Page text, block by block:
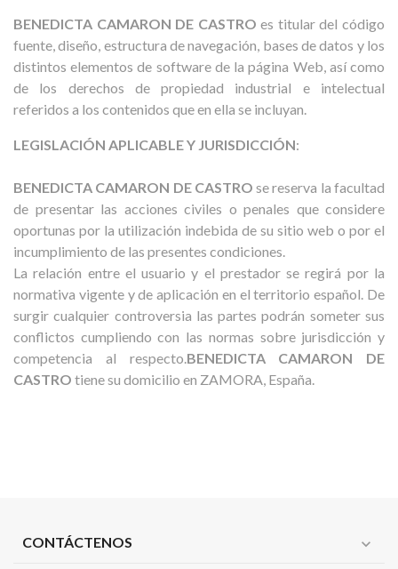
BENEDICTA CAMARON DE CASTRO es titular del código
fuente, diseño, estructura de navegación, bases de datos y los
distintos elementos de software de la página Web, así como
de los derechos de propiedad industrial e intelectual
referidos a los contenidos que en ella se incluyan.
LEGISLACIÓN APLICABLE Y JURISDICCIÓN:
BENEDICTA CAMARON DE CASTRO se reserva la facultad
de presentar las acciones civiles o penales que considere
oportunas por la utilización indebida de su sitio web o por el
incumplimiento de las presentes condiciones.
La relación entre el usuario y el prestador se regirá por la
normativa vigente y de aplicación en el territorio español. De
surgir cualquier controversia las partes podrán someter sus
conflictos cumpliendo con las normas sobre jurisdicción y
competencia al respecto.BENEDICTA CAMARON DE
CASTRO tiene su domicilio en ZAMORA, España.
CONTÁCTENOS expand_more